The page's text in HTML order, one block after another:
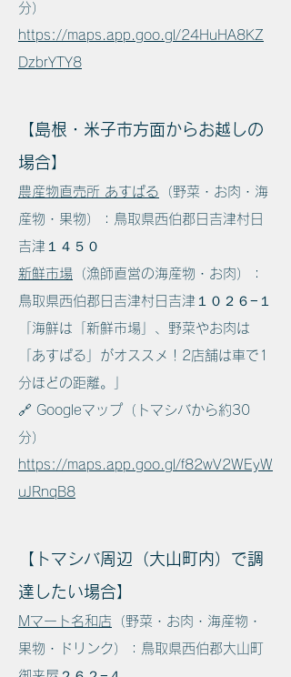
分）
https://maps.app.goo.gl/24HuHA8KZ
DzbrYTY8
【島根・米子市方面からお越しの
場合】
農産物直売所 あすぱる （野菜・お肉・海
産物・果物）：鳥取県西伯郡日吉津村日
吉津１４５０
新鮮市場 （漁師直営の海産物・お肉）：
鳥取県西伯郡日吉津村日吉津１０２６−１
「海鮮は「新鮮市場」、野菜やお肉は
「あすぱる」がオススメ！2店舗は車で1
分ほどの距離。」
🔗 Googleマップ（トマシバから約30
分）
https://maps.app.goo.gl/f82wV2WEyW
uJRnqB8
【トマシバ周辺（大山町内）で調
達したい場合】
Mマート名和店 （野菜・お肉・海産物・
果物・ドリンク）：鳥取県西伯郡大山町